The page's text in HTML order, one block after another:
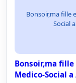
Bonsoir,ma fille
Social
Bonsoir,ma fille
Medico-Social